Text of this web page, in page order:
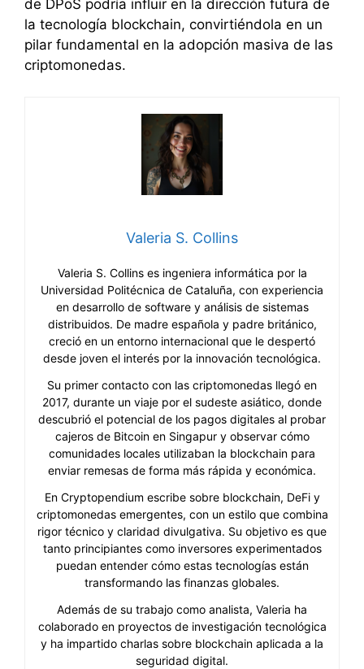
de DPoS podría influir en la dirección futura de
la tecnología blockchain, convirtiéndola en un
pilar fundamental en la adopción masiva de las
criptomonedas.
Valeria S. Collins
Valeria S. Collins es ingeniera informática por la
Universidad Politécnica de Cataluña, con experiencia
en desarrollo de software y análisis de sistemas
distribuidos. De madre española y padre británico,
creció en un entorno internacional que le despertó
desde joven el interés por la innovación tecnológica.
Su primer contacto con las criptomonedas llegó en
2017, durante un viaje por el sudeste asiático, donde
descubrió el potencial de los pagos digitales al probar
cajeros de Bitcoin en Singapur y observar cómo
comunidades locales utilizaban la blockchain para
enviar remesas de forma más rápida y económica.
En Cryptopendium escribe sobre blockchain, DeFi y
criptomonedas emergentes, con un estilo que combina
rigor técnico y claridad divulgativa. Su objetivo es que
tanto principiantes como inversores experimentados
puedan entender cómo estas tecnologías están
transformando las finanzas globales.
Además de su trabajo como analista, Valeria ha
colaborado en proyectos de investigación tecnológica
y ha impartido charlas sobre blockchain aplicada a la
seguridad digital.